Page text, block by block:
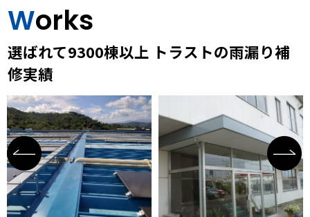
Works
選ばれて9300棟以上 トラストの雨漏り補
修実績